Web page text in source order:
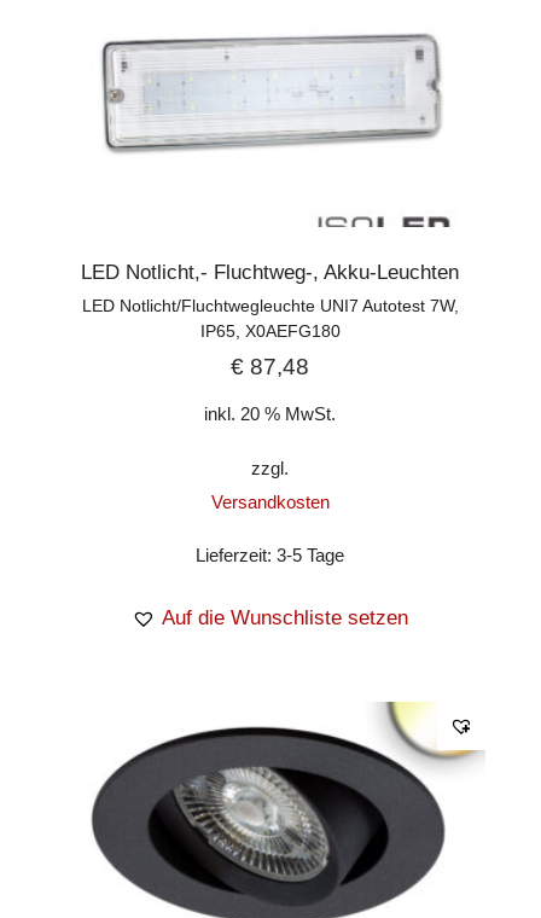
LED Notlicht,- Fluchtweg-, Akku-Leuchten
LED Notlicht/Fluchtwegleuchte UNI7 Autotest 7W,
IP65, X0AEFG180
€ 87,48
inkl. 20 % MwSt.
zzgl.
Versandkosten
Lieferzeit:3-5 Tage
Auf die Wunschliste setzen